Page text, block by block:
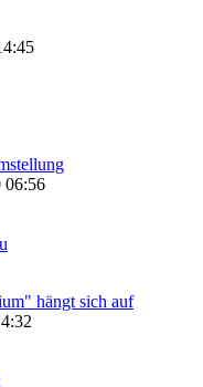
06:56
hängt sich auf